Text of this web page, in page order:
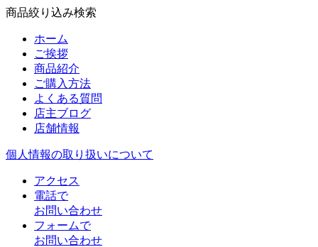
商品絞り込み検索
ホーム
ご挨拶
商品紹介
ご購入方法
よくある質問
店主ブログ
店舗情報
個人情報の取り扱いについて
アクセス
電話で
お問い合わせ
フォームで
お問い合わせ